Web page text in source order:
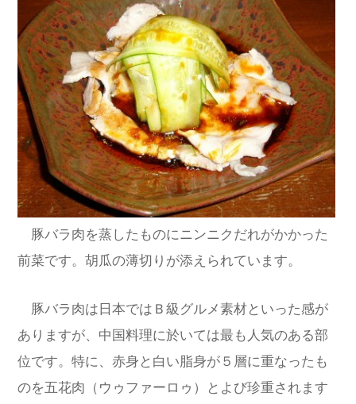
豚バラ肉を蒸したものにニンニクだれがかかった
前菜です。胡瓜の薄切りが添えられています。
豚バラ肉は日本ではＢ級グルメ素材といった感が
ありますが、中国料理に於いては最も人気のある部
位です。特に、赤身と白い脂身が５層に重なったも
のを五花肉（ウゥファーロゥ）とよび珍重されます